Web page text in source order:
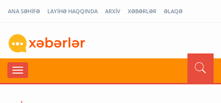
ANA SƏHİFƏ LAYİHƏ HAQQINDA ARXİV XƏBƏRLƏR ƏLAQƏ